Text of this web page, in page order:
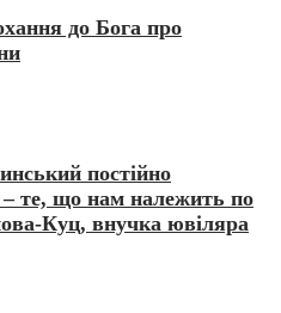
до Бога про
постійно
– те, що нам належить по
Куц, внучка ювіляра